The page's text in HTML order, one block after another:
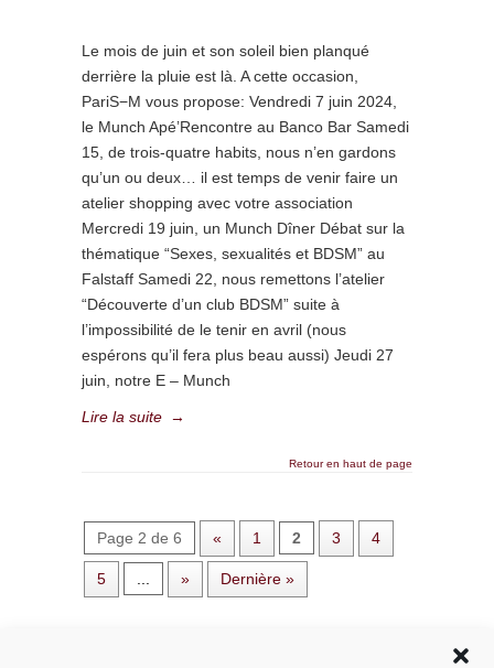
Le mois de juin et son soleil bien planqué
derrière la pluie est là. A cette occasion,
PariS−M vous propose: Vendredi 7 juin 2024,
le Munch Apé’Rencontre au Banco Bar Samedi
15, de trois-quatre habits, nous n’en gardons
qu’un ou deux… il est temps de venir faire un
atelier shopping avec votre association
Mercredi 19 juin, un Munch Dîner Débat sur la
thématique “Sexes, sexualités et BDSM” au
Falstaff Samedi 22, nous remettons l’atelier
“Découverte d’un club BDSM” suite à
l’impossibilité de le tenir en avril (nous
espérons qu’il fera plus beau aussi) Jeudi 27
juin, notre E – Munch
Lire la suite →
Retour en haut de page
Page 2 de 6 « 1 2 3 4
5 » Dernière »